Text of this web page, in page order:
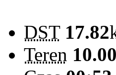
DST 17.82
Teren 10.00